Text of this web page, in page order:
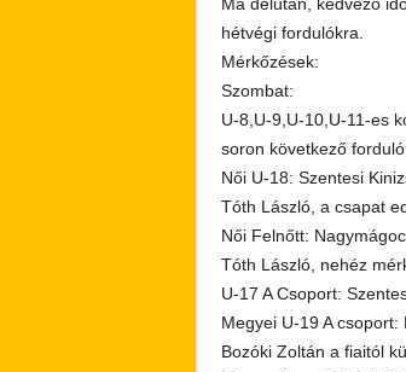
hétvégi fordulókra.
Mérkőzések:
Szombat:
U-8,U-9,U-10,U-11-es
soron következő
Női U-18: Szentesi
Tóth László, a csapat
Női Felnőtt:
Tóth László, nehéz
U-17 A Csoport:
Megyei U-19 A
Bozóki Zoltán a fiaitól